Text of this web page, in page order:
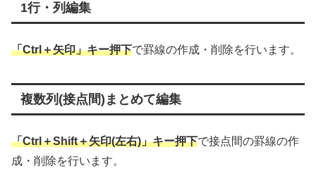
1行・列編集
「Ctrl＋矢印」キー押下で罫線の作成・削除を行います。
複数列(接点間)まとめて編集
「Ctrl＋Shift＋矢印(左右)」キー押下で接点間の罫線の作
成・削除を行います。